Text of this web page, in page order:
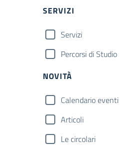
SERVIZI
Servizi
Percorsi di Studio
NOVITÀ
Calendario eventi
Articoli
Le circolari